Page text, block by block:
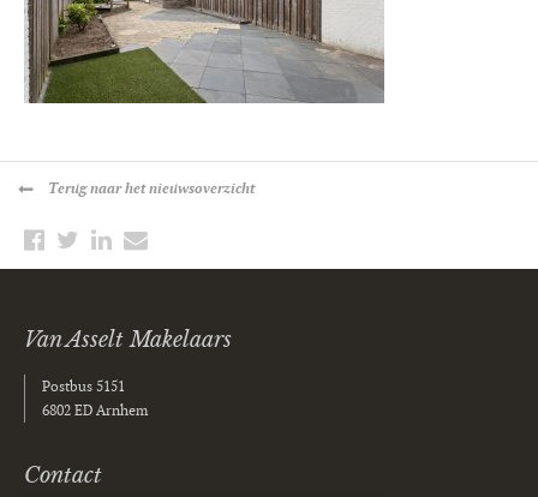
Terugnaar het nieuwsoverzicht
Van Asselt Makelaars
Postbus 5151
6802 ED Arnhem
Contact